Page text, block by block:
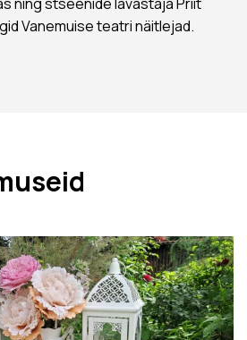
Vanemuise teatri näitlejad.